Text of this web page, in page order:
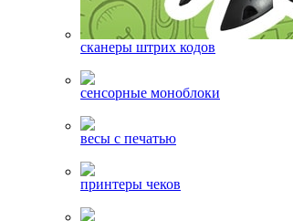
сканеры штрих кодов
сенсорные моноблоки
весы с печатью
принтеры чеков